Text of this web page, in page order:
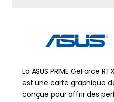
La ASUS PRIME GeForce
est une carte graphique
conçue pour offrir des